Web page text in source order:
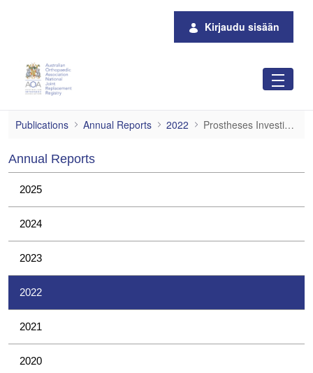
Kirjaudu sisään
Prostheses Investigations
Publications Annual Reports 2022 Prostheses Investigations
Annual Reports
2025
2024
2023
2022
2021
2020